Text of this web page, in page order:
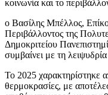
κοινωνία και το
ο Βασίλης Μπέλλος,
Περιβάλλοντος της
Δημοκριτείου
συμβαίνει με τη
Το 2025 χαρακτηρίστηκε
θερμοκρασίες, με